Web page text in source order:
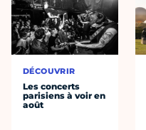
DÉCOUVRIR
Les concerts
parisiens à voir en
août